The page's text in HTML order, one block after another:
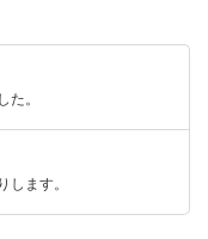
た。
します。